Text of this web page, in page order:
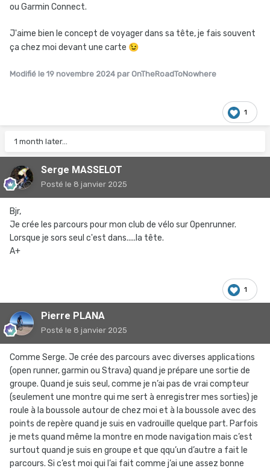
ou Garmin Connect.
J'aime bien le concept de voyager dans sa tête, je fais souvent
ça chez moi devant une carte 😉
Modifié le 19 novembre 2024 par OnTheRoadToNowhere
1
1 month later...
Serge MASSELOT
Posté le 8 janvier 2025
Bjr,
Je crée les parcours pour mon club de vélo sur Openrunner.
Lorsque je sors seul c'est dans.....la tête.
A+
1
Pierre PLANA
Posté le 8 janvier 2025
Comme Serge. Je crée des parcours avec diverses applications
(open runner, garmin ou Strava) quand je prépare une sortie de
groupe. Quand je suis seul, comme je n’ai pas de vrai compteur
(seulement une montre qui me sert à enregistrer mes sorties) je
roule à la boussole autour de chez moi et à la boussole avec des
points de repère quand je suis en vadrouille quelque part. Parfois
je mets quand même la montre en mode navigation mais c’est
surtout quand je suis en groupe et que qqu’un d’autre a fait le
parcours. Si c’est moi qui l’ai fait comme j’ai une assez bonne